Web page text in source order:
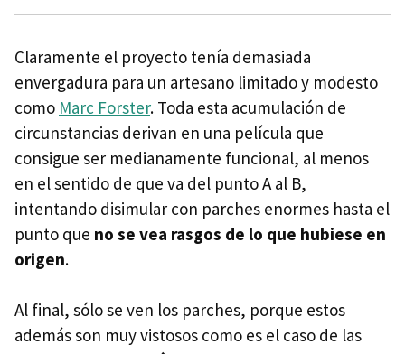
Claramente el proyecto tenía demasiada
envergadura para un artesano limitado y modesto
como Marc Forster. Toda esta acumulación de
circunstancias derivan en una película que
consigue ser medianamente funcional, al menos
en el sentido de que va del punto A al B,
intentando disimular con parches enormes hasta el
punto que no se vea rasgos de lo que hubiese en
origen.
Al final, sólo se ven los parches, porque estos
además son muy vistosos como es el caso de las